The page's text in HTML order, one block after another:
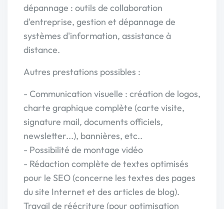
dépannage : outils de collaboration
d'entreprise, gestion et dépannage de
systèmes d'information, assistance à
distance.
Autres prestations possibles :
- Communication visuelle : création de logos,
charte graphique complète (carte visite,
signature mail, documents officiels,
newsletter...), bannières, etc..
- Possibilité de montage vidéo
- Rédaction complète de textes optimisés
pour le SEO (concerne les textes des pages
du site Internet et des articles de blog).
Travail de réécriture (pour optimisation